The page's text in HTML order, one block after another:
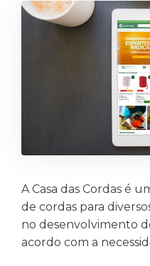
A Casa das Cordas é
de cordas para
no desenvolvimento
acordo com a